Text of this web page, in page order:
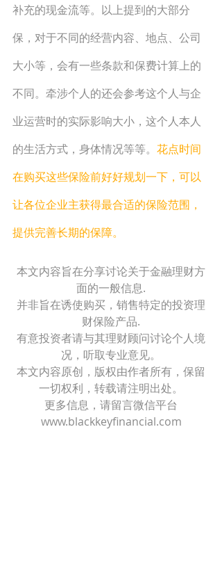
补充的现金流等。以上提到的大部分
保，对于不同的经营内容、地点、公司
大小等，会有一些条款和保费计算上的
不同。牵涉个人的还会参考这个人与企
业运营时的实际影响大小，这个人本人
的生活方式，身体情况等等。 花点时间
在购买这些保险前好好规划一下，可以
让各位企业主获得最合适的保险范围，
提供完善长期的保障。
本文内容旨在分享讨论关于金融理财方
面的一般信息.
并非旨在诱使购买，销售特定的投资理
财保险产品.
有意投资者请与其理财顾问讨论个人境
况，听取专业意见。
本文内容原创，版权由作者所有，保留
一切权利，转载请注明出处。
更多信息，请留言微信平台
www.blackkeyfinancial.com